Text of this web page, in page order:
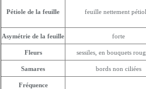
Pétiole de la feuille feuille nettement
Asymétrie de la feuille forte
Fleurs sessiles, en bouquets
Samares bords non ciliées
Fréquence